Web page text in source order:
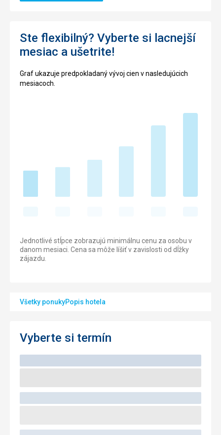
Ste flexibilný? Vyberte si lacnejší
mesiac a ušetrite!
Graf ukazuje predpokladaný vývoj cien v nasledujúcich
mesiacoch.
Jednotlivé stĺpce zobrazujú minimálnu cenu za osobu v
danom mesiaci. Cena sa môže líšiť v zavislosti od dĺžky
zájazdu.
Všetky ponukyPopis hotela
Vyberte si termín